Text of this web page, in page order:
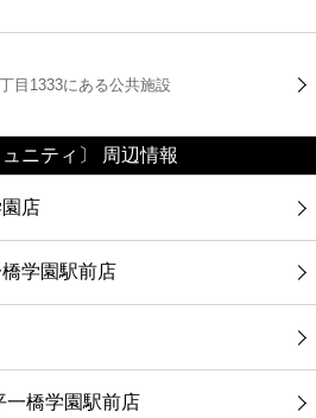
目1333にある公共施設
ニティ〕 周辺情報
店
学園駅前店
一橋学園駅前店